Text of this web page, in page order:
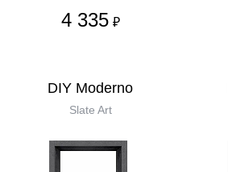
4 335 ₽
DIY Moderno
Slate Art